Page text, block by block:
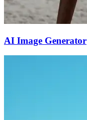
AI Image Generator